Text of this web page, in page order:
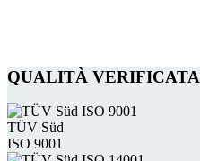
QUALITÀ VERIFICATA
TÜV Süd
ISO 9001